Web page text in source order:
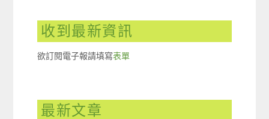
收到最新資訊
欲訂閱電子報請填寫表單
最新文章